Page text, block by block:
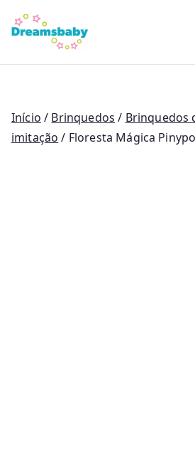
para
conteúdo
Início / Brinquedos / Brinquedos
imitação / Floresta Mágica